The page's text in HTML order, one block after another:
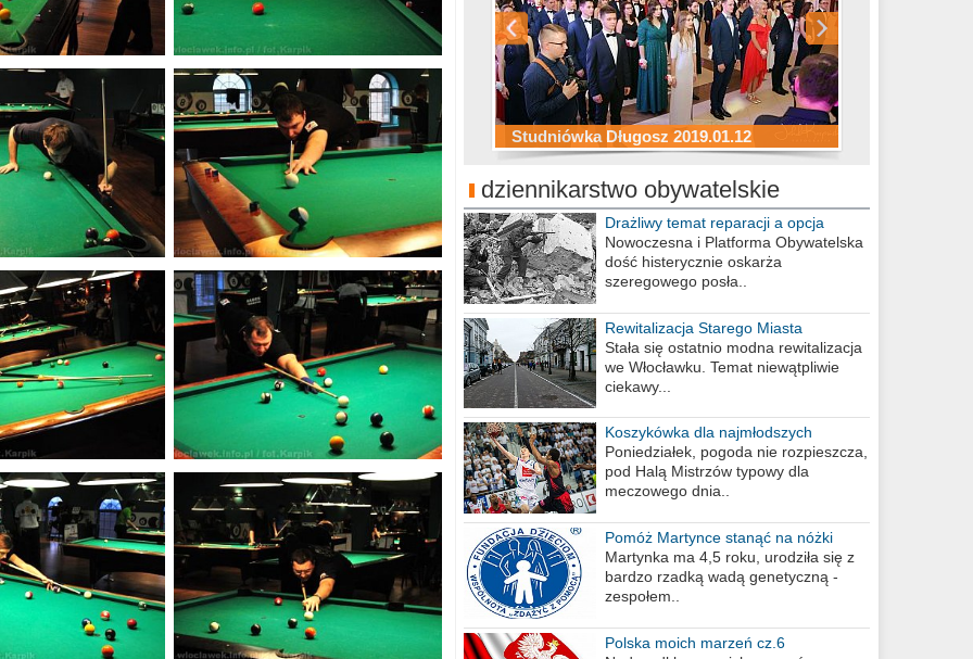
Studniówka Długosz 2019.01.12
ZS Budowlanych 2019.01.12
Studniówka LZK 2019.01.11
dziennikarstwo obywatelskie
Drażliwy temat reparacji a opcja
berlińska
Nowoczesna i Platforma Obywatelska
dość histerycznie oskarża
szeregowego posła..
Rewitalizacja Starego Miasta
Stała się ostatnio modna rewitalizacja
we Włocławku. Temat niewątpliwie
ciekawy...
Koszykówka dla najmłodszych
Poniedziałek, pogoda nie rozpieszcza,
pod Halą Mistrzów typowy dla
meczowego dnia..
Pomóż Martynce stanąć na nóżki
Martynka ma 4,5 roku, urodziła się z
bardzo rzadką wadą genetyczną -
zespołem..
Polska moich marzeń cz.6